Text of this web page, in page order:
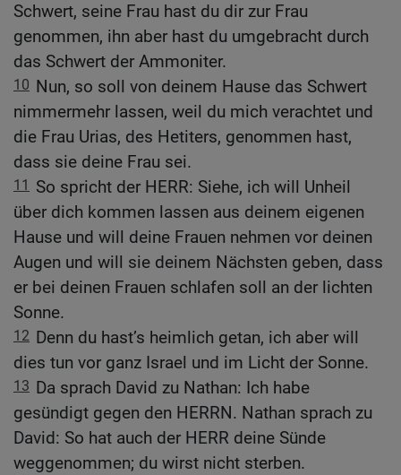
Schwert, seine Frau hast du dir zur Frau
genommen, ihn aber hast du umgebracht durch
das Schwert der Ammoniter.
10 Nun, so soll von deinem Hause das Schwert
nimmermehr lassen, weil du mich verachtet und
die Frau Urias, des Hetiters, genommen hast,
dass sie deine Frau sei.
11
So spricht der HERR: Siehe, ich will Unheil
über dich kommen lassen aus deinem eigenen
Hause und will deine Frauen nehmen vor deinen
Augen und will sie deinem Nächsten geben, dass
er bei deinen Frauen schlafen soll an der lichten
Sonne.
12 Denn du hast’s heimlich getan, ich aber will
dies tun vor ganz Israel und im Licht der Sonne.
13 Da sprach David zu Nathan: Ich habe
gesündigt gegen den HERRN. Nathan sprach zu
David: So hat auch der HERR deine Sünde
weggenommen; du wirst nicht sterben.